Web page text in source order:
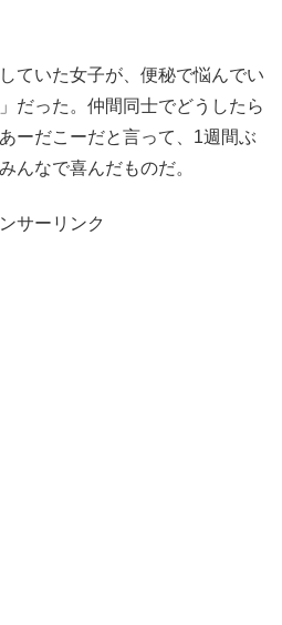
ていた女子が、便秘で悩んでい
だった。仲間同士でどうしたら
ーだこーだと言って、1週間ぶ
んなで喜んだものだ。
サーリンク